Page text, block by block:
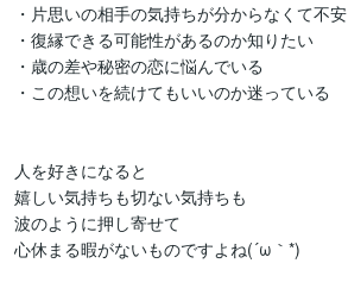
・片思いの相手の気持ちが分からなくて不安
・復縁できる可能性があるのか知りたい
・歳の差や秘密の恋に悩んでいる
・この想いを続けてもいいのか迷っている
人を好きになると
嬉しい気持ちも切ない気持ちも
波のように押し寄せて
心休まる暇がないものですよね(´ω｀*)